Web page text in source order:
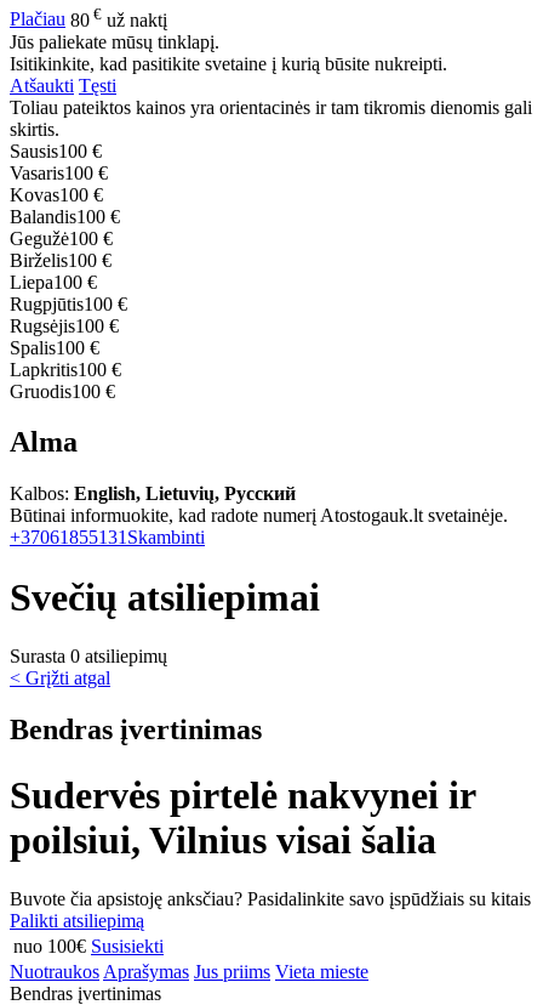
Plačiau 80 € už naktį
Jūs paliekate mūsų tinklapį.
Isitikinkite, kad pasitikite svetaine į kurią būsite nukreipti.
Atšaukti Tęsti
Toliau pateiktos kainos yra orientacinės ir tam tikromis dienomis gali
skirtis.
Sausis100 €
Vasaris100 €
Kovas100 €
Balandis100 €
Gegužė100 €
Birželis100 €
Liepa100 €
Rugpjūtis100 €
Rugsėjis100 €
Spalis100 €
Lapkritis100 €
Gruodis100 €
Alma
Kalbos: English, Lietuvių, Русский
Būtinai informuokite, kad radote numerį Atostogauk.lt svetainėje.
+37061855131 Skambinti
Svečių atsiliepimai
Surasta 0 atsiliepimų
< Grįžti atgal
Bendras įvertinimas
Sudervės pirtelė nakvynei ir
poilsiui, Vilnius visai šalia
Buvote čia apsistoję anksčiau? Pasidalinkite savo įspūdžiais su kitais
Palikti atsiliepimą
nuo 100€ Susisiekti
Nuotraukos Aprašymas Jus priims Vieta mieste
Bendras įvertinimas